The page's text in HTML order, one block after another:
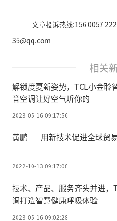
文章投诉热线:156 0057
36@qq.com
相关
解锁度夏新姿势，TCL小金聆
音空调让好空气听你的
2023-05-16 09:17:56
黄鹏——用新技术促进全球贸
2022-10-13 09:17:00
技术、产品、服务齐头并进，
调打造智慧健康呼吸体验
2023-05-16 09:02:28